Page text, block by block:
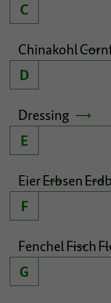
C
Chinakohl
D
Dressing
E
EierErbsen
F
Fenchel Fisch
G